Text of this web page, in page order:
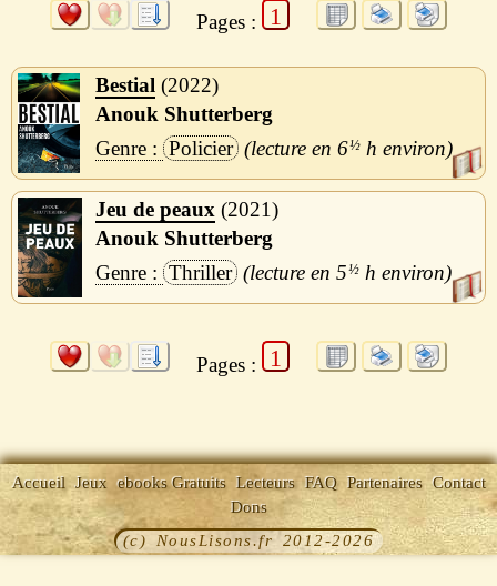
Pages : 1
Bestial
2022
Anouk Shutterberg
Policier
6½ h
Jeu de peaux
2021
Anouk Shutterberg
Thriller
5½ h
Pages : 1
Accueil Jeux ebooks Gratuits Lecteurs FAQ Partenaires Contact
Dons
(c) NousLisons.fr 2012-2026